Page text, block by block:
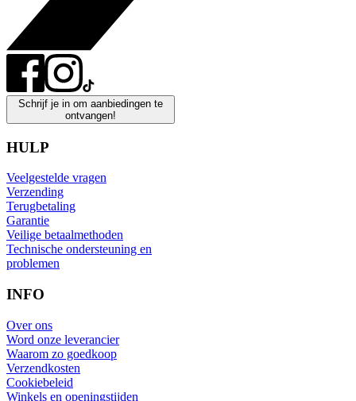
Schrijf je in om aanbiedingen te
ontvangen!
HULP
Veelgestelde vragen
Verzending
Terugbetaling
Garantie
Veilige betaalmethoden
Technische ondersteuning en
problemen
INFO
Over ons
Word onze leverancier
Waarom zo goedkoop
Verzendkosten
Cookiebeleid
Winkels en openingstijden